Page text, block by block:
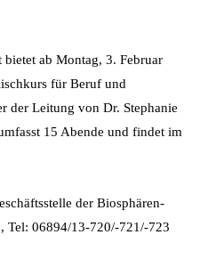
ab Montag, 3. Februar
für Beruf und
der Leitung von Dr. Stephanie
15 Abende und findet im
der Biosphären-
Tel: 06894/13-720/-721/-723